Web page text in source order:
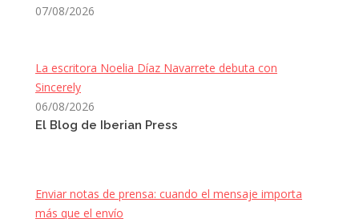
07/08/2026
La escritora Noelia Díaz Navarrete debuta con
Sincerely
06/08/2026
El Blog de Iberian Press
Enviar notas de prensa: cuando el mensaje importa
más que el envío